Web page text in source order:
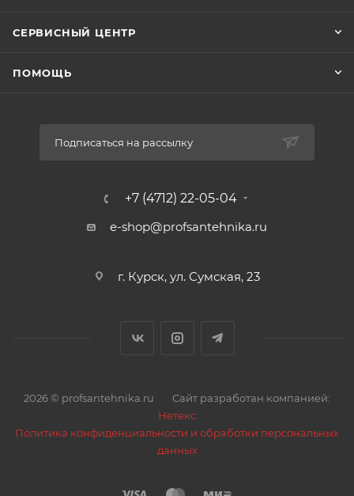
СЕРВИСНЫЙ ЦЕНТР
ПОМОЩЬ
Подписаться на рассылку
+7 (4712) 22-05-04
e-shop@profsantehnika.ru
г. Курск, ул. Сумская, 23
2026 © profsantehnika.ru
Сайт разработан компанией:
Нетекс
Политика конфиденциальности и обработки персональных
данных